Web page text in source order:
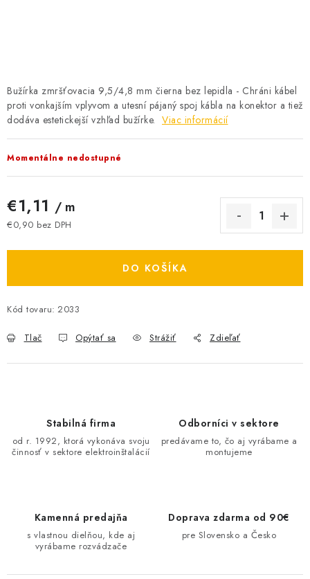
ČINNOSTI
VÝPREDAJ
SVIETIDLÁ A SVETELNÉ ZDROJE
ÚLOŽNÝ MATERIÁL
ZÁSUVKY A VYPÍNAČE
ELEKTROMEROVÉ ROZVÁDZAČE
Obchodné podmienky
Ochrana osobných údajov
Reklamačný poriadok
Kontakt
Bužírka zmršťovacia 9,5/4,8 mm čierna bez lepidla - Chráni kábel
proti vonkajším vplyvom a utesní pájaný spoj kábla na konektor a tiež
dodáva estetickejší vzhľad bužírke. Viac informácií
Momentálne nedostupné
€1,11 / m
€0,90 bez DPH
DO KOŠÍKA
Kód tovaru: 2033
Tlač Opýtať sa Strážiť Zdieľať
Stabilná firma
od r. 1992, ktorá vykonáva svoju
činnosť v sektore elektroinštalácií
Odborníci v sektore
predávame to, čo aj vyrábame a
montujeme
Kamenná predajňa
s vlastnou dielňou, kde aj
vyrábame rozvádzače
Doprava zdarma od 90€
pre Slovensko a Česko